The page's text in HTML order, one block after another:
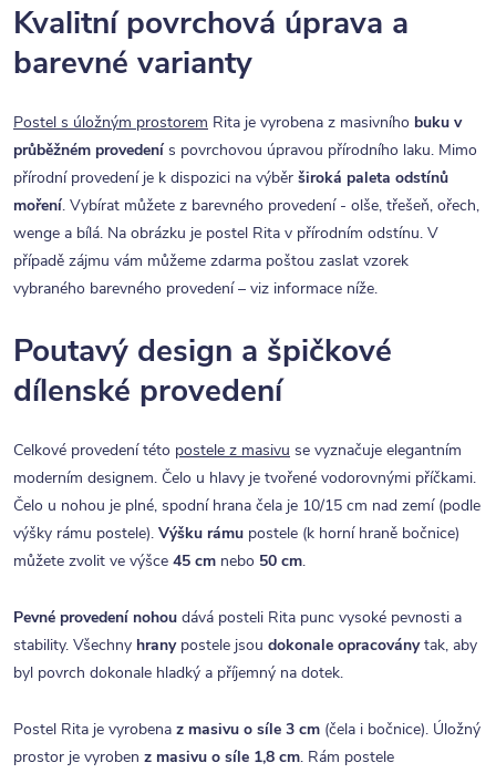
Kvalitní povrchová úprava a
barevné varianty
Postel s úložným prostorem Rita je vyrobena z masivního buku v
průběžném provedení s povrchovou úpravou přírodního laku. Mimo
přírodní provedení je k dispozici na výběr široká paleta odstínů
moření. Vybírat můžete z barevného provedení - olše, třešeň, ořech,
wenge a bílá. Na obrázku je postel Rita v přírodním odstínu. V
případě zájmu vám můžeme zdarma poštou zaslat vzorek
vybraného barevného provedení – viz informace níže.
Poutavý design a špičkové
dílenské provedení
Celkové provedení této postele z masivu se vyznačuje elegantním
moderním designem. Čelo u hlavy je tvořené vodorovnými příčkami.
Čelo u nohou je plné, spodní hrana čela je 10/15 cm nad zemí (podle
výšky rámu postele). Výšku rámu postele (k horní hraně bočnice)
můžete zvolit ve výšce 45 cm nebo 50 cm.
Pevné provedení nohou dává posteli Rita punc vysoké pevnosti a
stability. Všechny hranypostele jsou dokonale opracoványtak, aby
byl povrch dokonale hladký a příjemný na dotek.
Postel Rita je vyrobena z masivu o síle 3 cm (čela i bočnice). Úložný
prostor je vyroben z masivu o síle 1,8 cm. Rám postele